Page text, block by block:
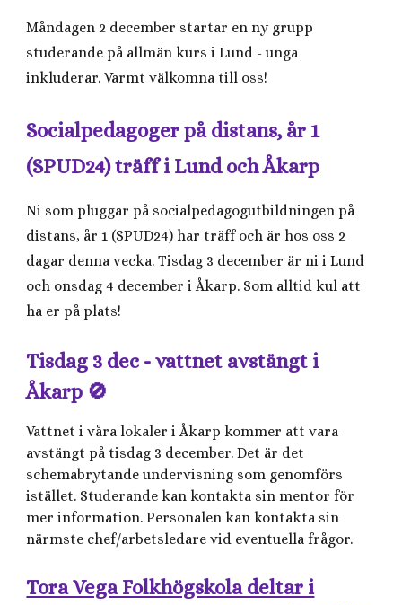
Måndagen 2 december startar en ny grupp
studerande på allmän kurs i Lund - unga
inkluderar. Varmt välkomna till oss!
Socialpedagoger på distans, år 1
(SPUD24) träff i Lund och Åkarp
Ni som pluggar på socialpedagogutbildningen på
distans, år 1 (SPUD24) har träff och är hos oss 2
dagar denna vecka. Tisdag 3 december är ni i Lund
och onsdag 4 december i Åkarp. Som alltid kul att
ha er på plats!
Tisdag 3 dec - vattnet avstängt i
Åkarp 🚫
Vattnet i våra lokaler i Åkarp kommer att vara
avstängt på tisdag 3 december. Det är det
schemabrytande undervisning som genomförs
istället. Studerande kan kontakta sin mentor för
mer information. Personalen kan kontakta sin
närmste chef/arbetsledare vid eventuella frågor.
Tora Vega Folkhögskola deltar i